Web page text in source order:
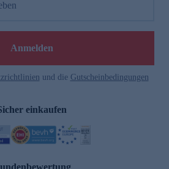
Anmelden
und die Gutscheinbedingungen
einkaufen